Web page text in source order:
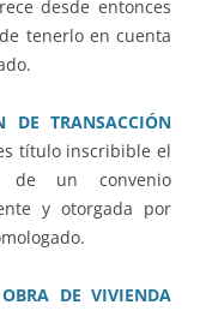
desde entonces
tenerlo en cuenta
DE TRANSACCIÓN
título inscribible el
de un convenio
y otorgada por
DE VIVIENDA